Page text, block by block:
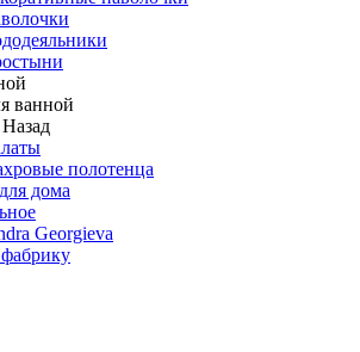
ванной
полотенца
дома
Georgieva